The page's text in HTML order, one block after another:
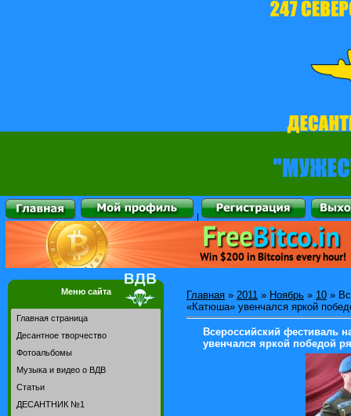
|
Меню сайта
Главная страница
Десантное творчество
Фотоальбомы
Музыка и видео о ВДВ
Статьи
ДЕСАНТНИК №1
Главная » 2011 » Ноябрь » 10 »
«Катюша» увенчался яркой
Всероссийский фестиваль
увенчался яркой победой